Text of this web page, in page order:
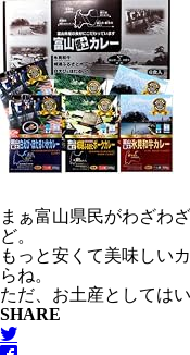
まぁ富山県民がわざわ
ど。
もっと安くて美味しい
らね。
ただ、お土産としては
SHARE